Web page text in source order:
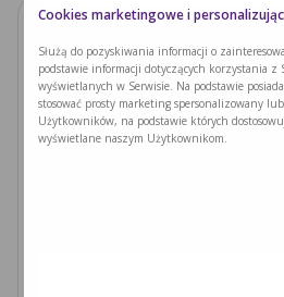
Zobacz również
PODUSZKI Z
JACKFRUITEM I
Cookies marketingowe i
Służą do pozyskiwania informacji o
podstawie informacji dotyczących korzystania z
wyświetlanych w Serwisie. Na podstawie
stosować prosty marketing spersonalizowany
Użytkowników, na podstawie których
wyświetlane naszym Użytkownikom.